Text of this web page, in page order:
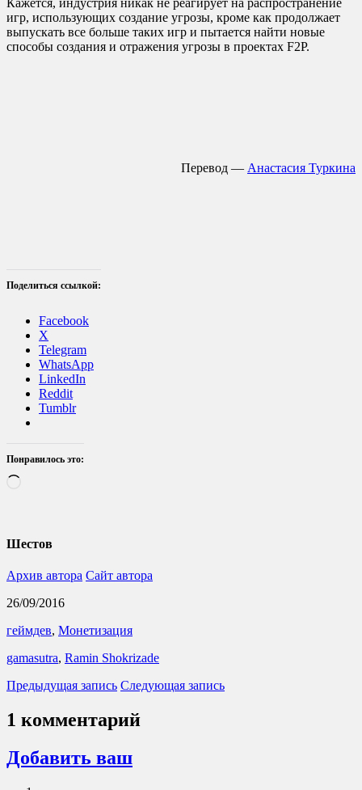
Кажется, индустрия никак не реагирует на распространение
игр, использующих создание угрозы, кроме как продолжает
выпускать все больше таких игр и пытается найти новые
способы создания и отражения угрозы в проектах F2P.
Перевод — Анастасия Туркина
Поделиться ссылкой:
Facebook
X
Telegram
WhatsApp
LinkedIn
Reddit
Tumblr
Понравилось это:
Шестов
Архив автора Сайт автора
26/09/2016
геймдев, Монетизация
gamasutra, Ramin Shokrizade
Предыдущая запись Следующая запись
1 комментарий
Добавить ваш